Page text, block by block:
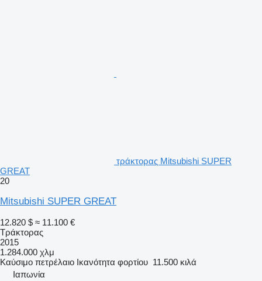
τράκτορας Mitsubishi SUPER
GREAT
20
Mitsubishi SUPER GREAT
12.820 $ ≈ 11.100 €
Τράκτορας
2015
1.284.000 χλμ
Καύσιμο πετρέλαιο Ικανότητα φορτίου 11.500 κιλά
Ιαπωνία